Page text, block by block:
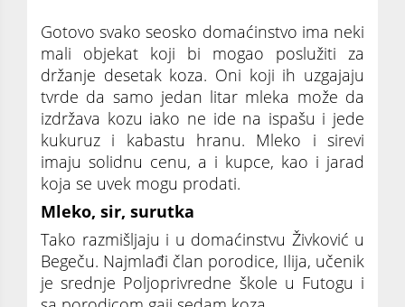
Gotovo svako seosko domaćinstvo ima neki
mali objekat koji bi mogao poslužiti za
držanje desetak koza. Oni koji ih uzgajaju
tvrde da samo jedan litar mleka može da
izdržava kozu iako ne ide na ispašu i jede
kukuruz i kabastu hranu. Mleko i sirevi
imaju solidnu cenu, a i kupce, kao i jarad
koja se uvek mogu prodati.
Mleko, sir, surutka
Tako razmišljaju i u domaćinstvu Živković u
Begeču. Najmlađi član porodice, Ilija, učenik
je srednje Poljoprivredne škole u Futogu i